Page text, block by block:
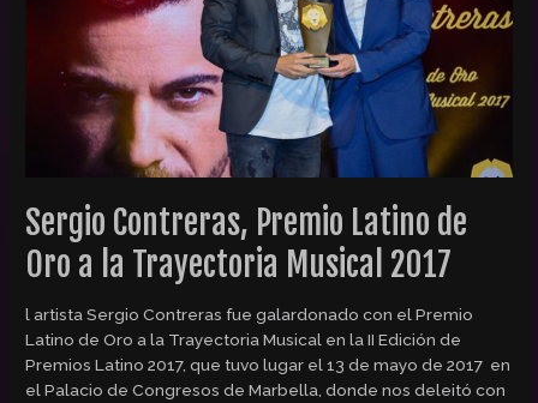
Sergio Contreras, Premio Latino de
Oro a la Trayectoria Musical 2017
l artista Sergio Contreras fue galardonado con el Premio
Latino de Oro a la Trayectoria Musical en la II Edición de
Premios Latino 2017, que tuvo lugar el 13 de mayo de 2017 en
el Palacio de Congresos de Marbella, donde nos deleitó con
Trayectoria
Musical